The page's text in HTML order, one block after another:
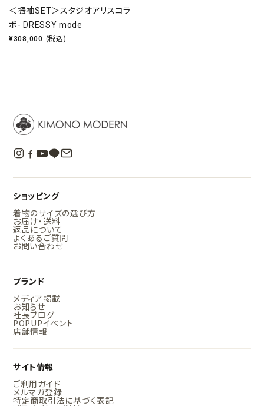
＜振袖SET＞スタジオアリスコラ
ボ- DRESSY mode
¥308,000 (税込)
ショッピング
着物のサイズの選び方
お届け・送料
返品について
よくあるご質問
お問い合わせ
ブランド
メディア掲載
お知らせ
社長ブログ
POPUPイベント
店舗情報
サイト情報
ご利用ガイド
メルマガ登録
特定商取引法に基づく表記